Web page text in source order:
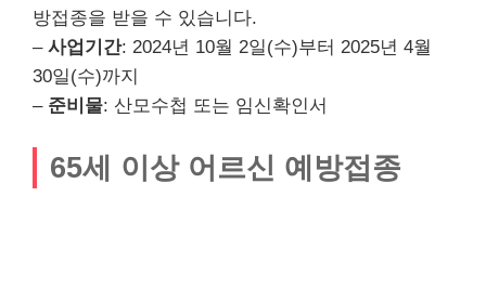
방접종을 받을 수 있습니다.
– 사업기간: 2024년 10월 2일(수)부터 2025년 4월
30일(수)까지
– 준비물: 산모수첩 또는 임신확인서
65세 이상 어르신 예방접종